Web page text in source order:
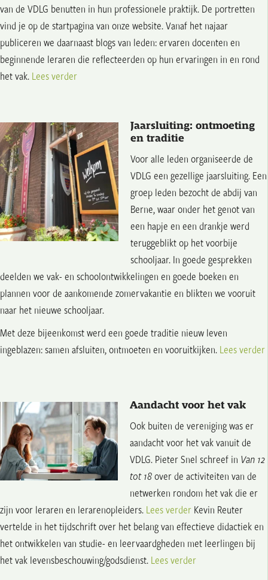
van de VDLG benutten in hun professionele praktijk. De portretten
vind je op de startpagina van onze website. Vanaf het najaar
publiceren we daarnaast blogs van leden: ervaren docenten en
beginnende leraren die reflecteerden op hun ervaringen in en rond
het vak. Lees verder
Jaarsluiting: ontmoeting
en traditie
Voor alle leden organiseerde de
VDLG een gezellige jaarsluiting. Een
groep leden bezocht de abdij van
Berne, waar onder het genot van
een hapje en een drankje werd
teruggeblikt op het voorbije
schooljaar. In goede gesprekken
deelden we vak- en schoolontwikkelingen en goede boeken en
plannen voor de aankomende zomervakantie en blikten we vooruit
naar het nieuwe schooljaar.
Met deze bijeenkomst werd een goede traditie nieuw leven
ingeblazen: samen afsluiten, ontmoeten en vooruitkijken. Lees verder
Aandacht voor het vak
Ook buiten de vereniging was er
aandacht voor het vak vanuit de
VDLG. Pieter Snel schreef in Van 12
tot 18over de activiteiten van de
netwerken rondom het vak die er
zijn voor leraren en lerarenopleiders. Lees verder Kevin Reuter
vertelde in het tijdschrift over het belang van effectieve didactiek en
het ontwikkelen van studie- en leervaardgheden met leerlingen bij
het vak levensbeschouwing/godsdienst. Lees verder